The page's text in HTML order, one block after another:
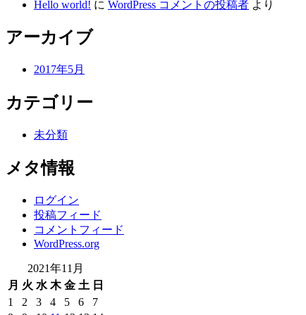
Hello world! に WordPress コメントの投稿者 より
アーカイブ
2017年5月
カテゴリー
未分類
メタ情報
ログイン
投稿フィード
コメントフィード
WordPress.org
2021年11月
月 火 水 木 金 土 日
1
2 3 4 5 6
7